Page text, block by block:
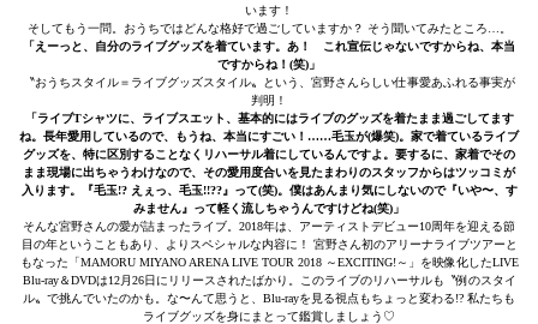
います！
そしてもう一問。おうちではどんな格好で過ごしていますか？ そう聞いてみたところ…。
「えーっと、自分のライブグッズを着ています。あ！ これ宣伝じゃないですからね、本当
ですからね！(笑)」
〝おうちスタイル＝ライブグッズスタイル〟という、宮野さんらしい仕事愛あふれる事実が
判明！
「ライブTシャツに、ライブスエット、基本的にはライブのグッズを着たまま過ごしてます
ね。長年愛用しているので、もうね、本当にすごい！……毛玉が(爆笑)。家で着ているライブ
グッズを、特に区別することなくリハーサル着にしているんですよ。要するに、家着でその
まま現場に出ちゃうわけなので、その愛用度合いを見たまわりのスタッフからはツッコミが
入ります。『毛玉!? えぇっ、毛玉!!??』って(笑)。僕はあんまり気にしないので『いや〜、す
みません』って軽く流しちゃうんですけどね(笑)」
そんな宮野さんの愛が詰まったライブ。2018年は、アーティストデビュー10周年を迎える節
目の年ということもあり、よりスペシャルな内容に！ 宮野さん初のアリーナライブツアーと
もなった「MAMORU MIYANO ARENA LIVE TOUR 2018 ～EXCITING!～」を映像化したLIVE
Blu-ray＆DVDは12月26日にリリースされたばかり。このライブのリハーサルも〝例のスタイ
ル〟で挑んでいたのかも。な〜んて思うと、Blu-rayを見る視点もちょっと変わる!? 私たちも
ライブグッズを身にまとって鑑賞しましょう♡